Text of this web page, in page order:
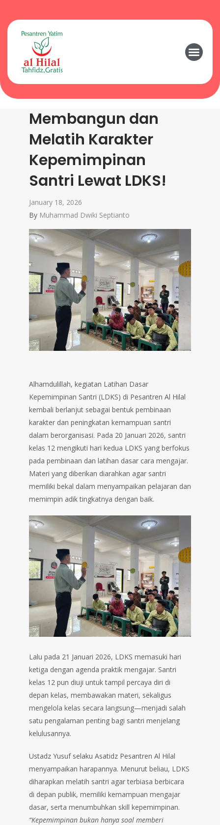
Membangun dan
Melatih Karakter
Kepemimpinan
Santri Lewat LDKS!
January 18, 2026
By Muhammad Dwiki Septianto
Alhamdulillah, kegiatan Latihan Dasar
Kepemimpinan Santri (LDKS) di Pesantren Al Hilal
kembali berlanjut sebagai bentuk pembinaan
karakter dan peningkatan kemampuan santri
dalam berorganisasi. Pada 20 Januari 2026, santri
kelas 12 mengikuti hari kedua LDKS yang berfokus
pada pembinaan dan latihan dasar cara mengajar.
Materi yang diberikan diarahkan agar santri
memiliki bekal dalam menyampaikan pelajaran dan
memimpin adik tingkatnya dengan baik.
Lalu pada 21 Januari 2026, LDKS memasuki hari
ketiga dengan agenda praktik mengajar. Santri
kelas 12 pun diuji untuk tampil percaya diri di
depan kelas, membawakan materi, sekaligus
mengelola kelas secara langsung—menjadi salah
satu pengalaman penting bagi santri menjelang
kelulusannya.
Ustadz Yusuf selaku Asatidz Pesantren Al Hilal
menyampaikan harapannya. Menurut beliau, LDKS
diharapkan melatih santri agar terbiasa berbicara
di depan publik, memiliki kemampuan mengajar
dasar, serta menumbuhkan skill kepemimpinan.
“Kepemimpinan bukan hanya soal memberi